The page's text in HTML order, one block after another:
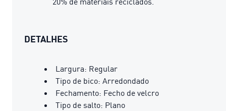
DETALHES
Largura: Regular
Tipo de bico: Arredondado
Fechamento: Fecho de velcro
Tipo de salto: Plano